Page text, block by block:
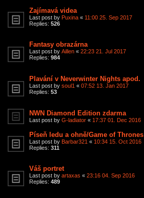
Zajímavá videa
Last post by Puxina « 11:00 25. Sep 2017
Replies: 526
Fantasy obrazárna
Last post by Aillen « 22:23 21. Jul 2017
Replies: 984
Plavání v Neverwinter Nights apod.
Last post by soul1 « 07:52 13. Jan 2017
Replies: 53
NWN Diamond Edition zdarma
Last post by G-ladiator « 17:37 01. Dec 2016
Píseň ledu a ohně/Game of Thrones
Last post by Barbar321 « 10:34 15. Oct 2016
Replies: 311
Váš portret
Last post by artaxas « 23:16 04. Sep 2016
Replies: 489